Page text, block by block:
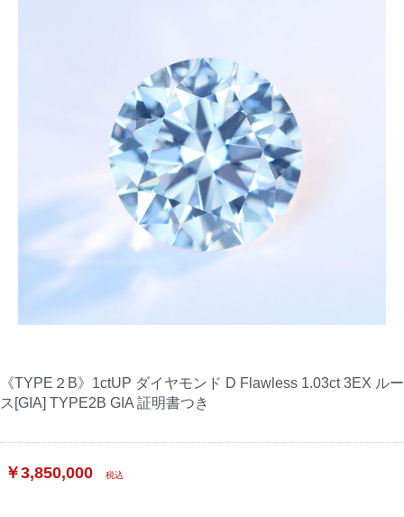
《TYPE２B》1ctUP ダイヤモンド D Flawless 1.03ct 3EX ルー
ス[GIA] TYPE2B GIA 証明書つき
￥3,850,000 税込